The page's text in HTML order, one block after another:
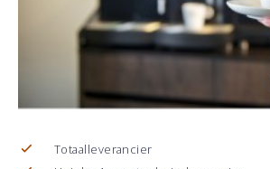
Totaalleverancier